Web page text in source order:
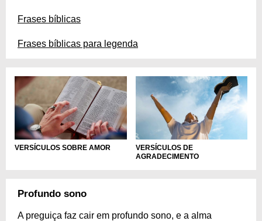
Frases bíblicas
Frases bíblicas para legenda
VERSÍCULOS SOBRE AMOR
VERSÍCULOS DE
AGRADECIMENTO
Profundo sono
A preguiça faz cair em profundo sono, e a alma